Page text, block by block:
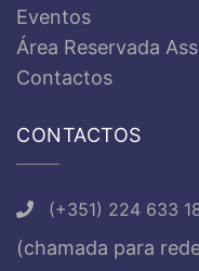
Eventos
Área Reservada
Contactos
CONTACTOS
(+351) 224 633
(chamada para